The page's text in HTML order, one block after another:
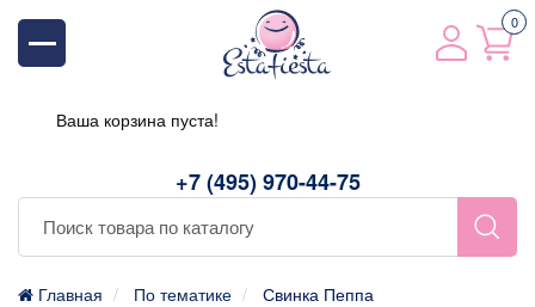
+7 (495) 970-44-75
0
Ваша корзина пуста!
Главная По тематике Свинка Пеппа